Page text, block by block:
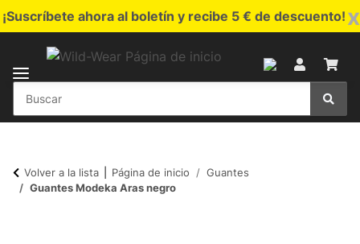
x
¡Suscríbete ahora al boletín y recibe 5 € de descuento!
Volver a la lista Página de inicio
Guantes
Guantes Modeka Aras negro